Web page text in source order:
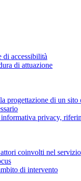
di accessibilità
di attuazione
progettazione di un
privacy,
coinvolti nel servizio
di intervento